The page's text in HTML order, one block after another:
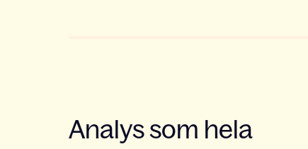
Analys som hela